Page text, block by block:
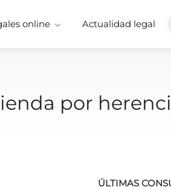
online Actualidad legal
por
ÚLTIMAS